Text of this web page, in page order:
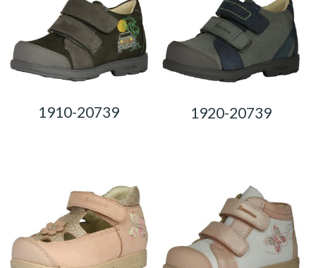
1910-20739 1920-20739